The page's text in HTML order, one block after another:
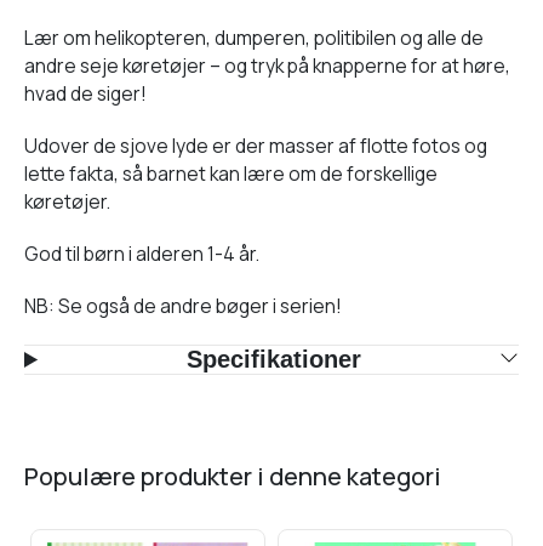
Lær om helikopteren, dumperen, politibilen og alle de
andre seje køretøjer – og tryk på knapperne for at høre,
hvad de siger!
Udover de sjove lyde er der masser af flotte fotos og
lette fakta, så barnet kan lære om de forskellige
køretøjer.
God til børn i alderen 1-4 år.
NB: Se også de andre bøger i serien!
Specifikationer
populære produkter i denne kategori